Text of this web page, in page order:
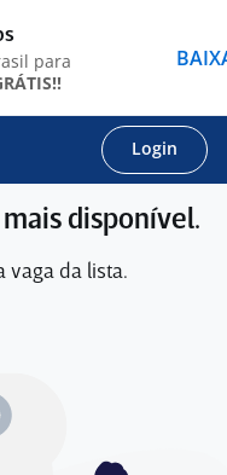
Login
mais disponível.
vaga da lista.
para